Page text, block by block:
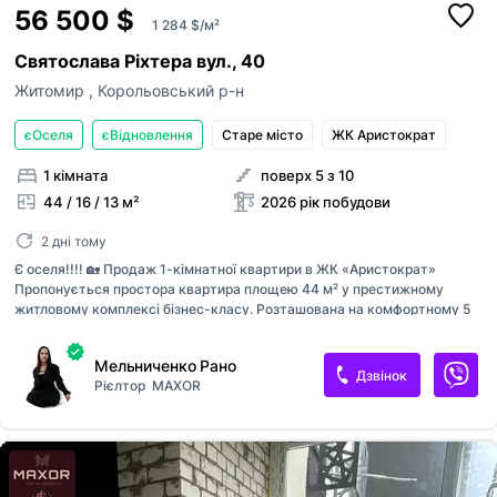
56 500 $ 1 284 $/м²
Святослава Ріхтера вул., 40
Житомир , Корольовський р-н
єОселя єВідновлення Старе місто ЖК Аристократ
1 кімната
44 / 16 / 13 м²
поверх 5 з 10
2026 рік побудови
2 дні тому
Є оселя!!!! 🏡 Продаж 1-кімнатної квартири в ЖК «Аристократ»
Пропонується простора квартира площею 44 м² у престижному
житловому комплексі бізнес-класу. Розташована на комфортному 5
Індивідуальне газове опалення ✔ Газ підключений ✔ Вільне
планування — можливість створити ідеальний простір під себе ✔
Простора кухня 12 м² ✔ Новобудова бізнес-класу ✔ Стан після
забудовника — чудова можливість реалізувати власний дизайн ЖК
«Аристократ» — сучасний комплекс із якісним будівництвом та
комфортним середовищем для життя.
Мельниченко Рано
Рієлтор MAXOR
Дзвінок